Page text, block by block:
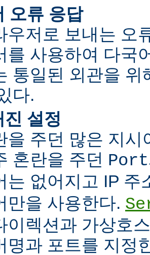
오류 응답
우저로 보내는 오
를 사용하여 다국
통일된 외관을 위
다.
진 설정
을 주던 많은 지시
혼란을 주던 Port
는 없어지고 IP 주
만을 사용한다.
이렉션과 가상호
명과 포트를 지정